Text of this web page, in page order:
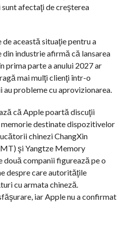
afectaţi de creşterea
această situaţie pentru a
din industrie afirmă că lansarea
prima parte a anului 2027 ar
mai mulţi clienţi într-o
probleme cu aprovizionarea.
că Apple poartă discuţii
destinate dispozitivelor
chinezi ChangXin
şi Yangtze Memory
două companii figurează pe o
despre care autorităţile
cu armata chineză.
iar Apple nu a confirmat